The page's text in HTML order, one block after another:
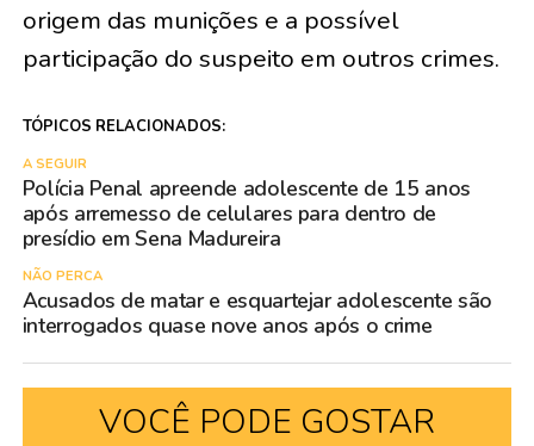
origem das munições e a possível
participação do suspeito em outros crimes.
TÓPICOS RELACIONADOS:
A SEGUIR
Polícia Penal apreende adolescente de 15 anos
após arremesso de celulares para dentro de
presídio em Sena Madureira
NÃO PERCA
Acusados de matar e esquartejar adolescente são
interrogados quase nove anos após o crime
VOCÊ PODE GOSTAR